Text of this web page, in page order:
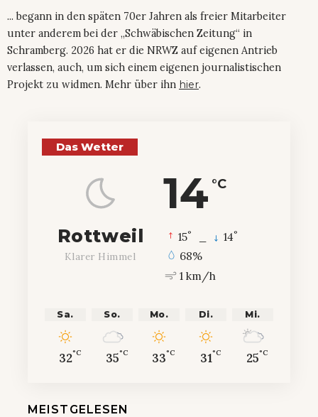
... begann in den späten 70er Jahren als freier Mitarbeiter
unter anderem bei der „Schwäbischen Zeitung“ in
Schramberg. 2026 hat er die NRWZ auf eigenen Antrieb
verlassen, auch, um sich einem eigenen journalistischen
Projekt zu widmen. Mehr über ihn hier.
Das Wetter
14 °C
Rottweil
Klarer Himmel
15° 14°
68%
1 km/h
Sa.
32°C
So.
35°C
Mo.
33°C
Di.
31°C
Mi.
25°C
MEISTGELESEN